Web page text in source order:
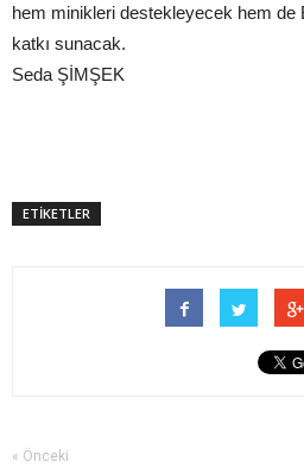
hem minikleri destekleyecek hem de
katkı sunacak.
Seda ŞİMŞEK
ETİKETLER
« Önceki